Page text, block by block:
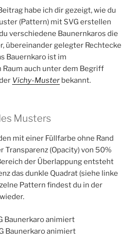
habe ich dir gezeigt, wie du
(Pattern) mit SVG erstellen
verschiedene Baunernkaros die
übereinander gelegter Rechtecke
Bauernkaro ist im
auch unter dem Begriff
Vichy-Muster bekannt.
Musters
mit einer Füllfarbe ohne Rand
(Opacity) von 50%
der Überlappung entsteht
das dunkle Quadrat (siehe linke
Pattern findest du in der